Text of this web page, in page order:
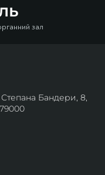
зал
Бандери, 8,